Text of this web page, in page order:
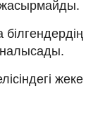
білгендердің
жеке